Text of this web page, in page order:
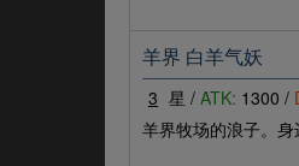
羊界 白羊气妖
3 星 / ATK: 1300 /
羊界牧场的浪子。身